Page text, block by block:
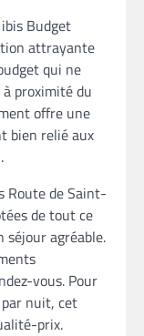
Budget
attrayante
qui ne
proximité du
offre une
bien relié aux
Route de Saint-
de tout ce
séjour agréable.
vous. Pour
nuit, cet
prix.